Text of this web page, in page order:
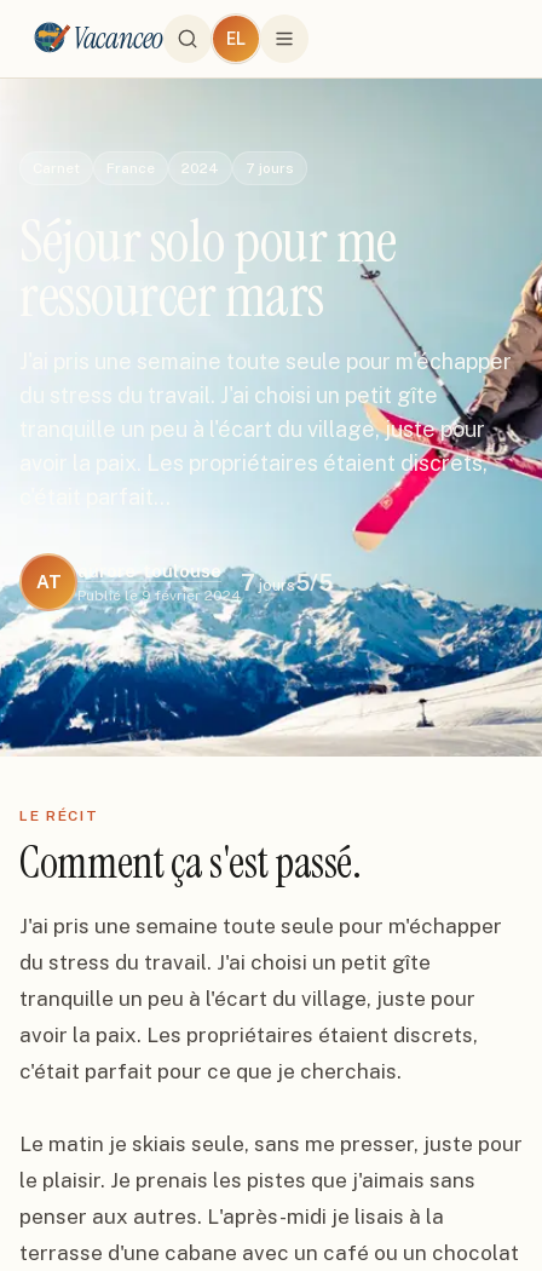
Vacanceo EL
France 2024 7 jours
Séjour solo pour me
ressourcer mars
J'ai pris une semaine toute seule pour m'échapper
du stress du travail. J'ai choisi un petit gîte
tranquille un peu à l'écart du village, juste pour
avoir la paix. Les propriétaires étaient discrets,
c'était parfait…
AT
aurore-toulouse
Publié le 9 février 2024
7jours5/5
LE RÉCIT
Comment ça s'est passé.
J'ai pris une semaine toute seule pour m'échapper
du stress du travail. J'ai choisi un petit gîte
tranquille un peu à l'écart du village, juste pour
avoir la paix. Les propriétaires étaient discrets,
c'était parfait pour ce que je cherchais.
Le matin je skiais seule, sans me presser, juste pour
le plaisir. Je prenais les pistes que j'aimais sans
penser aux autres. L'après-midi je lisais à la
terrasse d'une cabane avec un café ou un chocolat